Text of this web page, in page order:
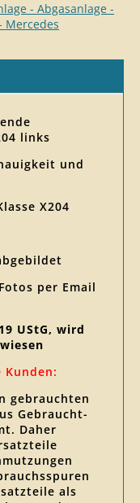
- Abgasanlage -
Mercedes
links
und
X204
per Email
UStG, wird
gebrauchten
Gebraucht-
Daher
als